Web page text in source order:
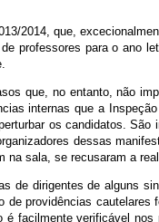
2014, que,
professores para o ano
que, no entanto, não
internas que a
os candidatos.
dessas
na sala, se recusaram a
dirigentes de alguns
providências
facilmente verificável